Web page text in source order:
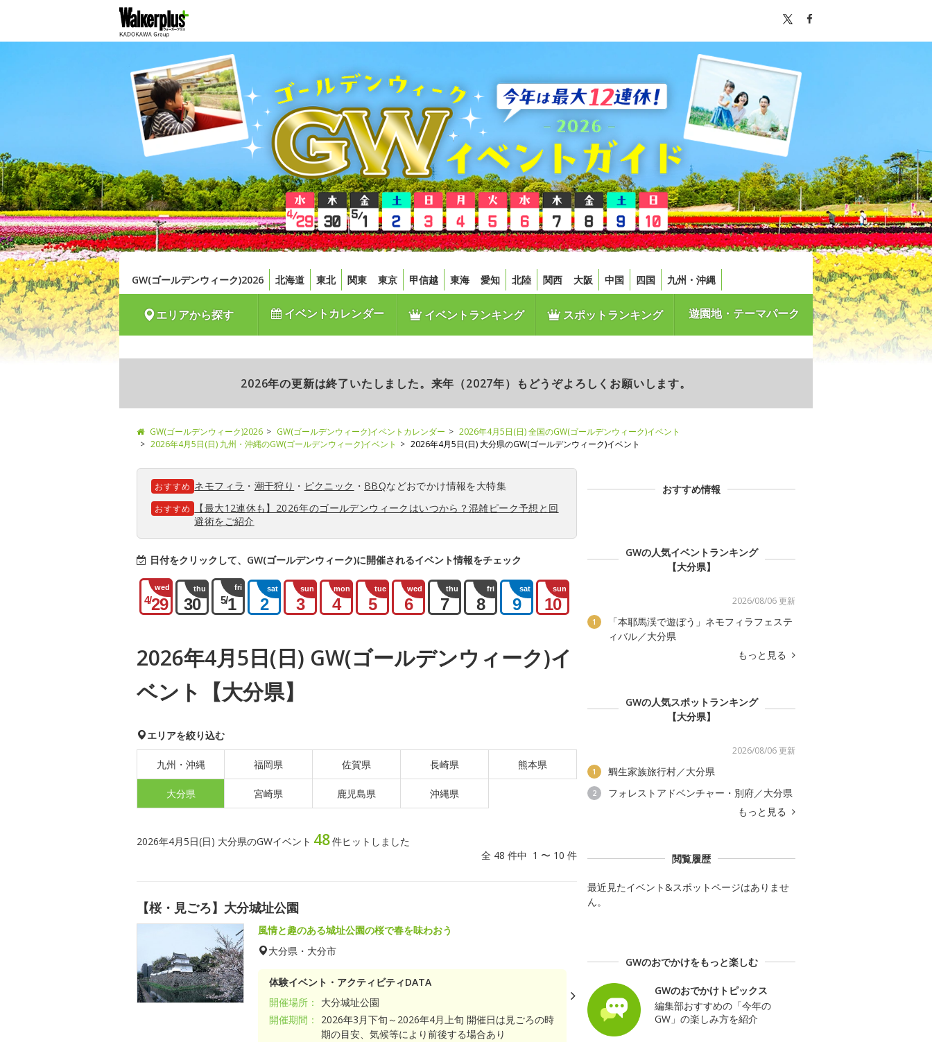
GW(ゴールデンウィーク)2026 北海道 東北 関東 東京 甲信越 東海 愛知 北陸 関西 大阪 中国 四国 九州・沖縄
エリアから探す イベントカレンダー イベントランキング スポットランキング 遊園地・テーマパーク
2026年の更新は終了いたしました。来年（2027年）もどうぞよろしくお願いします。
GW(ゴールデンウィーク)2026 GW(ゴールデンウィーク)イベントカレンダー
2026年4月5日(日) 全国のGW(ゴールデンウィーク)イベント
2026年4月5日(日) 九州・沖縄のGW(ゴールデンウィーク)イベント
2026年4月5日(日) 大分県のGW(ゴールデンウィーク)イベント
おすすめ ネモフィラ ・ 潮干狩り ・ ピクニック ・ BBQなどおでかけ情報を大特集
おすすめ
【最大12連休も】2026年のゴールデンウィークはいつから？混雑ピーク予想と回
避術をご紹介
日付をクリックして、GW(ゴールデンウィーク)に開催されるイベント情報をチェック
wed
4/29
thu
30
fri
5/1
sat
2
sun
3
mon
4
tue
5
wed
6
thu
7
fri
8
sat
9
sun
10
2026年4月5日(日) GW(ゴールデンウィーク)イ
ベント【大分県】
エリアを絞り込む
九州・沖縄 福岡県 佐賀県 長崎県 熊本県
大分県 宮崎県 鹿児島県 沖縄県
2026年4月5日(日) 大分県のGWイベント 48件ヒットしました
全 48 件中 1 〜 10 件
【桜・見ごろ】大分城址公園
風情と趣のある城址公園の桜で春を味わおう
大分県・大分市
体験イベント・アクティビティDATA
開催場所：
大分城址公園
開催期間：
2026年3月下旬～2026年4月上旬 開催日は見ごろの時
期の目安、気候等により前後する場合あり
おすすめ情報
GWの人気イベントランキング
【大分県】
2026/08/06 更新
1
「本耶馬渓で遊ぼう」ネモフィラフェステ
ィバル／大分県
もっと見る
GWの人気スポットランキング
【大分県】
2026/08/06 更新
1 鯛生家族旅行村／大分県
2
フォレストアドベンチャー・別府／大分県
もっと見る
閲覧履歴
最近見たイベント&スポットページはありませ
ん。
GWのおでかけをもっと楽しむ
GWのおでかけトピックス
編集部おすすめの「今年の
GW」の楽しみ方を紹介